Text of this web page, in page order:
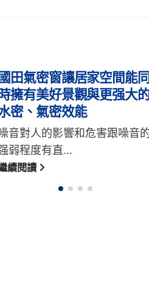
國田氣密窗能提供給所有客
戶最舒適的生活空間
鴻精品鋼鋁門窗家一家從事加
及銷售國田...
續閱讀